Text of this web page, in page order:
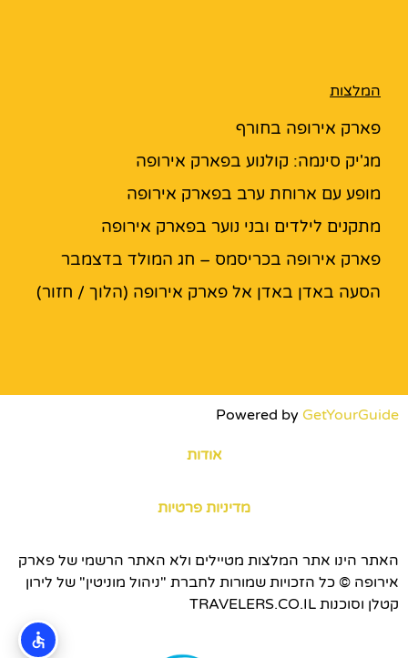
המלצות
פארק אירופה בחורף
מג'יק סינמה: קולנוע בפארק אירופה
מופע עם ארוחת ערב בפארק אירופה
מתקנים לילדים ובני נוער בפארק אירופה
פארק אירופה בכריסמס – חג המולד בדצמבר
הסעה באדן באדן אל פארק אירופה (הלוך / חזור)
Powered by GetYourGuide
אודות
מדיניות פרטיות
האתר הינו אתר המלצות מטיילים ולא האתר הרשמי של פארק
אירופה © כל הזכויות שמורות לחברת "ניהול מוניטין" של לירון
קטלן וסוכנות TRAVELERS.CO.IL